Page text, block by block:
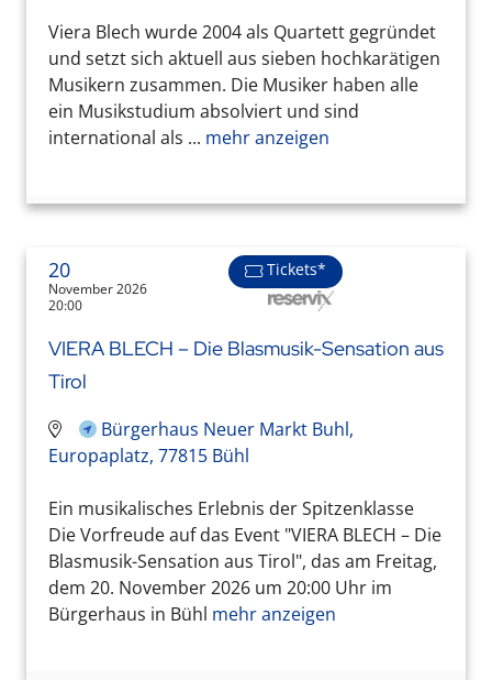
Viera Blech wurde 2004 als Quartett gegründet
und setzt sich aktuell aus sieben hochkarätigen
Musikern zusammen. Die Musiker haben alle
ein Musikstudium absolviert und sind
international als ... mehr anzeigen
20
November 2026
20:00
Tickets*
VIERA BLECH – Die Blasmusik-Sensation aus
Tirol
Bürgerhaus Neuer Markt Buhl,
Europaplatz, 77815 Bühl
Ein musikalisches Erlebnis der Spitzenklasse
Die Vorfreude auf das Event "VIERA BLECH – Die
Blasmusik-Sensation aus Tirol", das am Freitag,
dem 20. November 2026 um 20:00 Uhr im
Bürgerhaus in Bühl mehr anzeigen